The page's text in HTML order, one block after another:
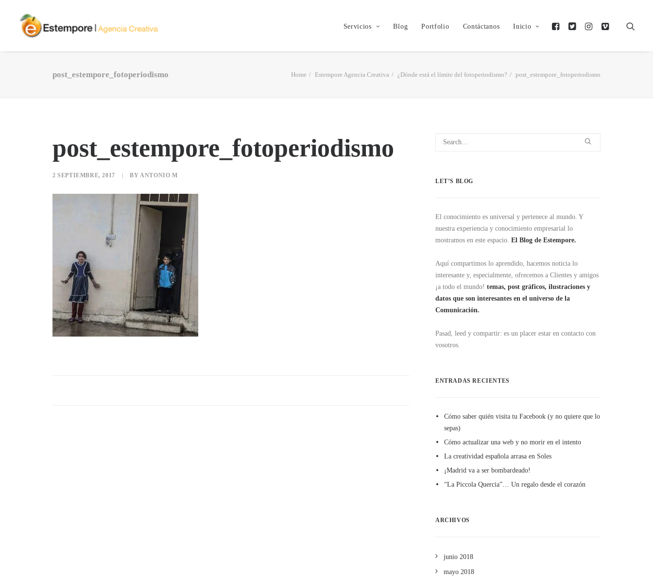
Servicios Blog Portfolio Contáctanos Inicio
post_estempore_fotoperiodismo Home Estempore Agencia Creativa ¿Dónde está el límite del fotoperiodismo? post_estempore_fotoperiodismo
post_estempore_fotoperiodismo
2 SEPTIEMBRE, 2017 BYANTONIO M
LET’S BLOG
El conocimiento es universal y pertenece al mundo. Y
nuestra experiencia y conocimiento empresarial lo
mostramos en este espacio. El Blog de Estempore.
Aquí compartimos lo aprendido, hacemos noticia lo
interesante y, especialmente, ofrecemos a Clientes y amigos
¡a todo el mundo! temas, post gráficos, ilustraciones y
datos que son interesantes en el universo de la
Comunicación.
Pasad, leed y compartir: es un placer estar en contacto con
vosotros.
ENTRADAS RECIENTES
Cómo saber quién visita tu Facebook (y no quiere que lo
sepas)
Cómo actualizar una web y no morir en el intento
La creatividad española arrasa en Soles
¡Madrid va a ser bombardeado!
“La Piccola Quercia”… Un regalo desde el corazón
ARCHIVOS
junio 2018
mayo 2018